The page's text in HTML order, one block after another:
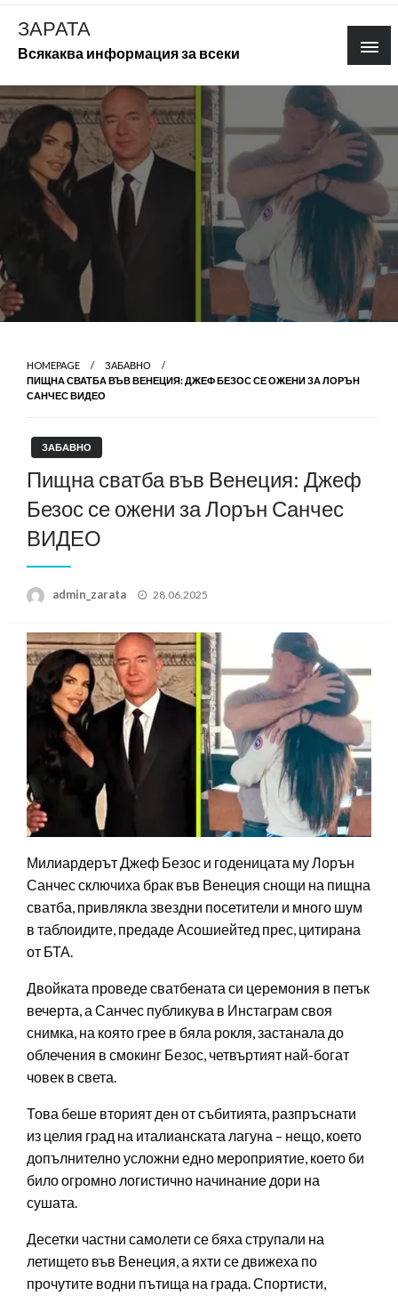
Skip
content
ЗАРАТА
Всякаква информация за всеки
HOMEPAGE
ЗАБАВНО
ПИЩНА СВАТБА ВЪВ ВЕНЕЦИЯ: ДЖЕФ БЕЗОС СЕ ОЖЕНИ ЗА ЛОРЪН
САНЧЕС ВИДЕО
ЗАБАВНО
Пищна сватба във Венеция: Джеф
Безос се ожени за Лорън Санчес
ВИДЕО
admin_zarata
Posted
28.06.2025
Милиардерът Джеф Безос и годеницата му Лорън
Санчес сключиха брак във Венеция снощи на пищна
сватба, привлякла звездни посетители и много шум
в таблоидите, предаде Асошиейтед прес, цитирана
от БТА.
Двойката проведе сватбената си церемония в петък
вечерта, а Санчес публикува в Инстаграм своя
снимка, на която грее в бяла рокля, застанала до
облечения в смокинг Безос, четвъртият най-богат
човек в света.
Това беше вторият ден от събитията, разпръснати
из целия град на италианската лагуна – нещо, което
допълнително усложни едно мероприятие, което би
било огромно логистично начинание дори на
сушата.
Десетки частни самолети се бяха струпали на
летището във Венеция, а яхти се движеха по
прочутите водни пътища на града. Спортисти,